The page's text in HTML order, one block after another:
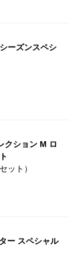
ーズンスペシ
クション M ロ
ット）
ー スペシャル